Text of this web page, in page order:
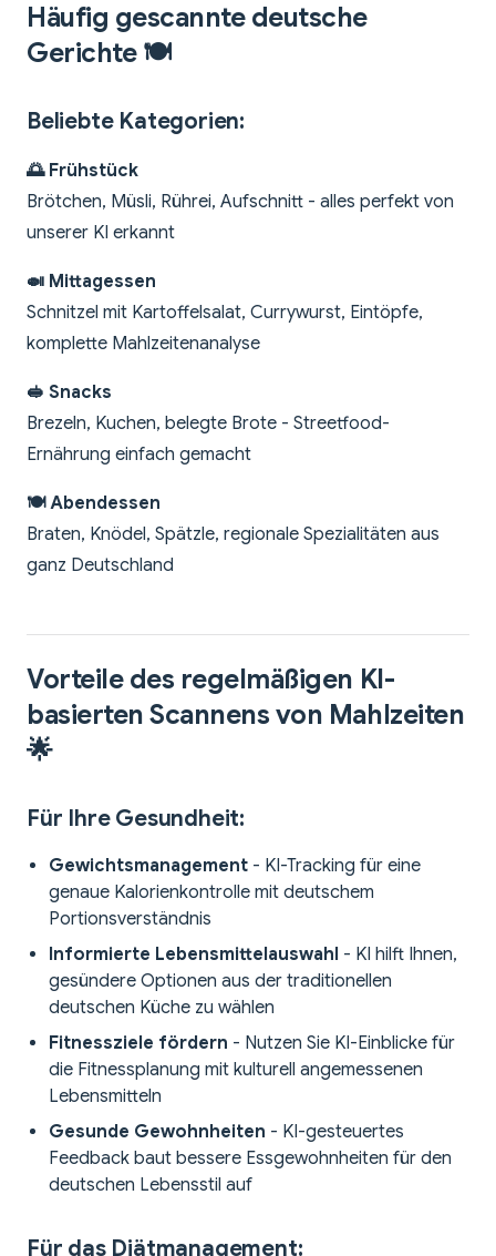
Häufig gescannte deutsche
Gerichte 🍽️
Beliebte Kategorien:
🌅 Frühstück
Brötchen, Müsli, Rührei, Aufschnitt - alles perfekt von
unserer KI erkannt
🍛 Mittagessen
Schnitzel mit Kartoffelsalat, Currywurst, Eintöpfe,
komplette Mahlzeitenanalyse
🥪 Snacks
Brezeln, Kuchen, belegte Brote - Streetfood-
Ernährung einfach gemacht
🍽️ Abendessen
Braten, Knödel, Spätzle, regionale Spezialitäten aus
ganz Deutschland
Vorteile des regelmäßigen KI-
basierten Scannens von Mahlzeiten
🌟
Für Ihre Gesundheit:
Gewichtsmanagement - KI-Tracking für eine
genaue Kalorienkontrolle mit deutschem
Portionsverständnis
Informierte Lebensmittelauswahl - KI hilft Ihnen,
gesündere Optionen aus der traditionellen
deutschen Küche zu wählen
Fitnessziele fördern - Nutzen Sie KI-Einblicke für
die Fitnessplanung mit kulturell angemessenen
Lebensmitteln
Gesunde Gewohnheiten - KI-gesteuertes
Feedback baut bessere Essgewohnheiten für den
deutschen Lebensstil auf
Für das Diätmanagement: